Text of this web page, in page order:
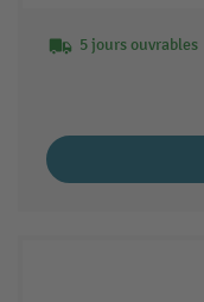
5 jours ouvrables